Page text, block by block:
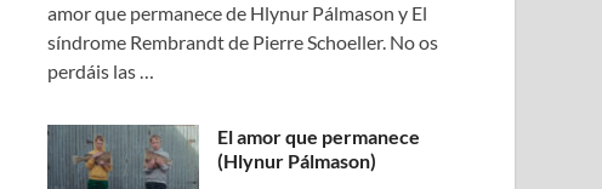
amor que permanece de Hlynur Pálmason y El
síndrome Rembrandt de Pierre Schoeller. No os
perdáis las …
El amor que permanece
(Hlynur Pálmason)